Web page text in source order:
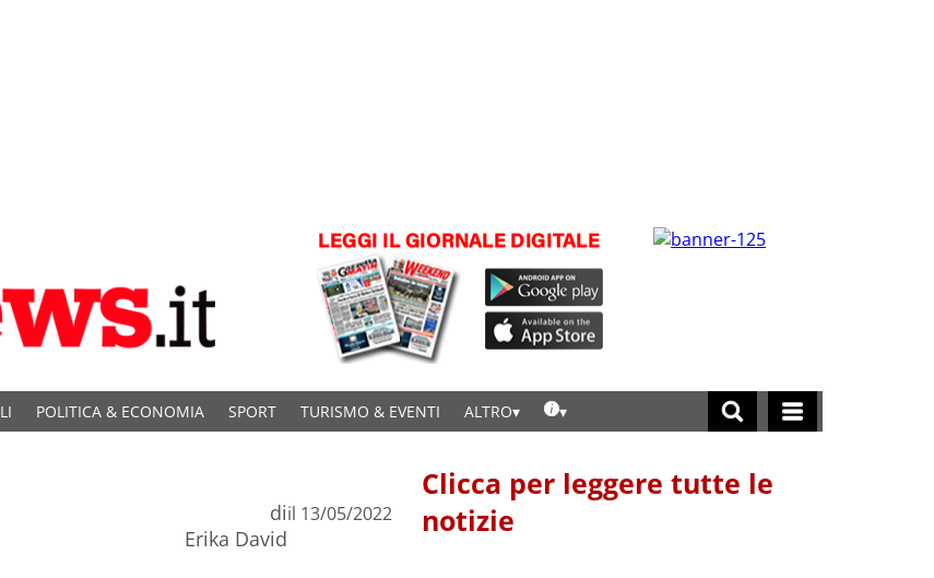
POLITICA & ECONOMIA SPORT TURISMO & EVENTI ALTRO
di
Erika David
il 13/05/2022
Clicca per leggere tutte le
notizie